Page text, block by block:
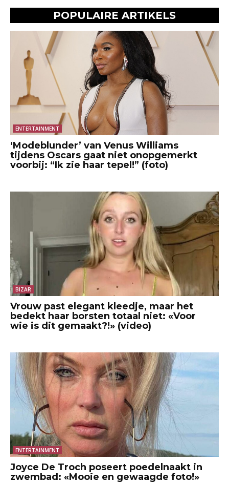
POPULAIRE ARTIKELS
ENTERTAINMENT
‘Modeblunder’ van Venus Williams
tijdens Oscars gaat niet onopgemerkt
voorbij: “Ik zie haar tepel!” (foto)
BIZAR
Vrouw past elegant kleedje, maar het
bedekt haar borsten totaal niet: «Voor
wie is dit gemaakt?!» (video)
ENTERTAINMENT
Joyce De Troch poseert poedelnaakt in
zwembad: «Mooie en gewaagde foto!»